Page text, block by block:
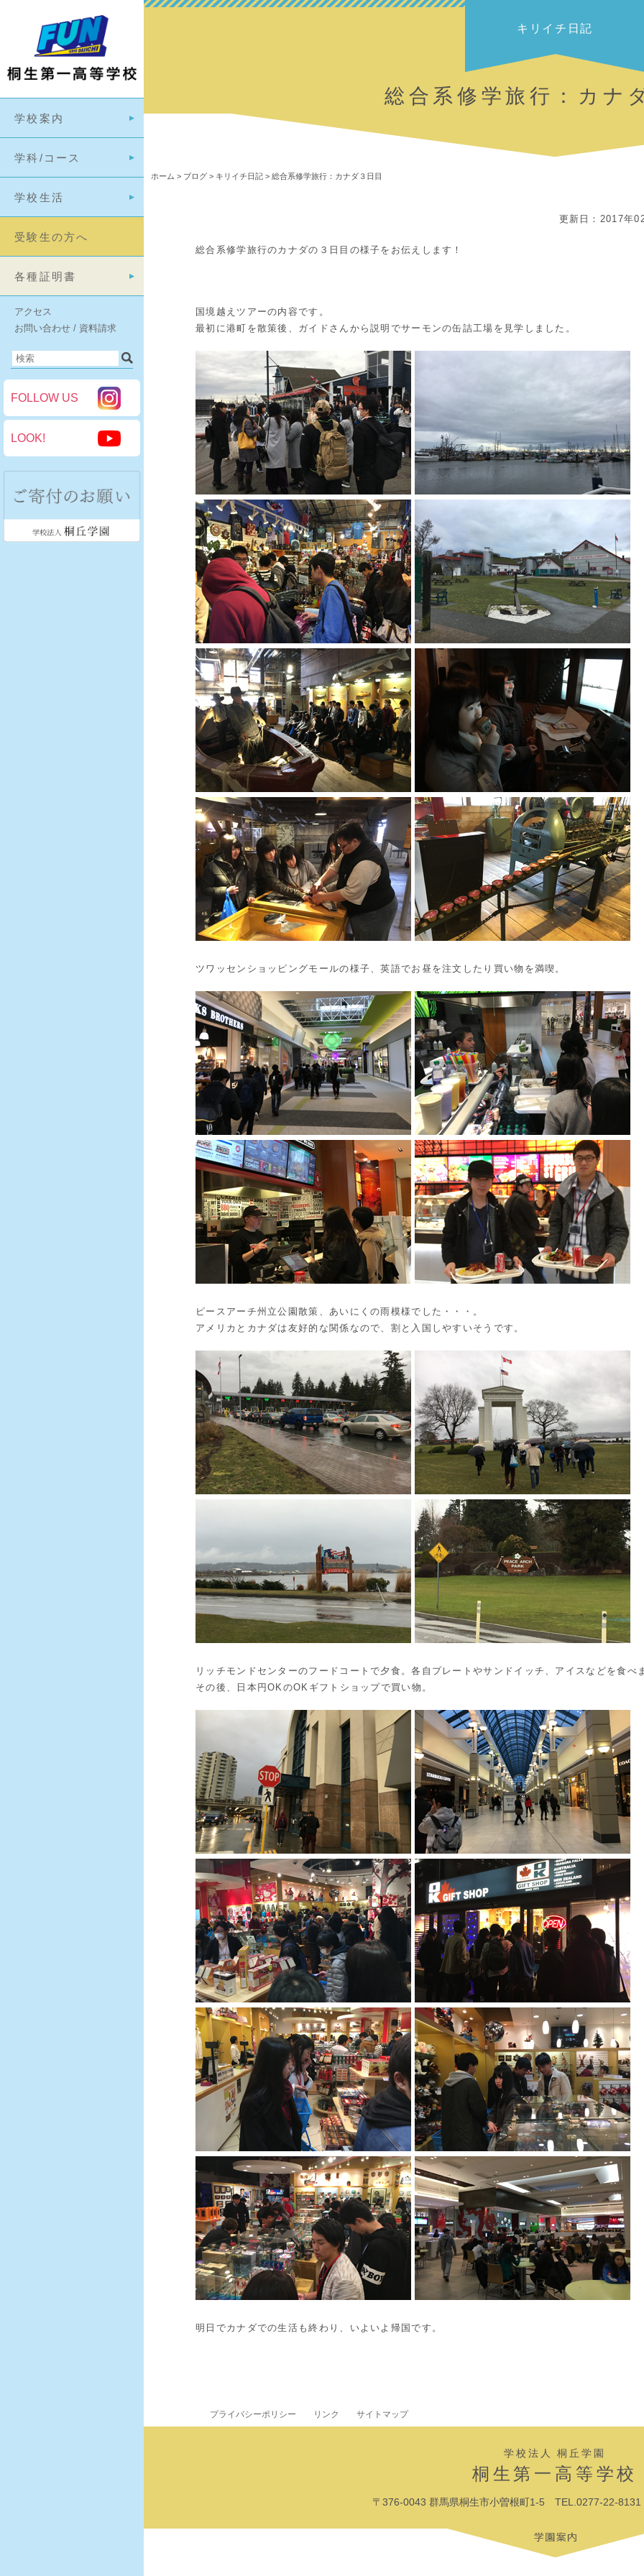
学校案内
学科/コース
学校生活
受験生の方へ
各種証明書
アクセス
お問い合わせ / 資料請求
FOLLOW US
LOOK!
キリイチ日記
総合系修学旅行：カナ
ホーム > ブログ > キリイチ日記 > 総合系修学旅行：カナダ３日目
更新日：2017年
総合系修学旅行のカナダの３日目の様子をお伝えします！
国境越えツアーの内容です。
最初に港町を散策後、ガイドさんから説明でサーモンの缶詰工場を見学しました。
ツワッセンショッピングモールの様子、英語でお昼を注文したり買い物を満喫。
ピースアーチ州立公園散策、あいにくの雨模様でした・・・。
アメリカとカナダは友好的な関係なので、割と入国しやすいそうです。
リッチモンドセンターのフードコートで夕食。各自プレートやサンドイッチ、アイスなどを食べ
その後、日本円OKのOKギフトショップで買い物。
明日でカナダでの生活も終わり、いよいよ帰国です。
プライバシーポリシー リンク サイトマップ
学校法人 桐丘学園
桐生第一高等学校
〒376-0043 群馬県桐生市小曽根町1-5 TEL.0277-22-